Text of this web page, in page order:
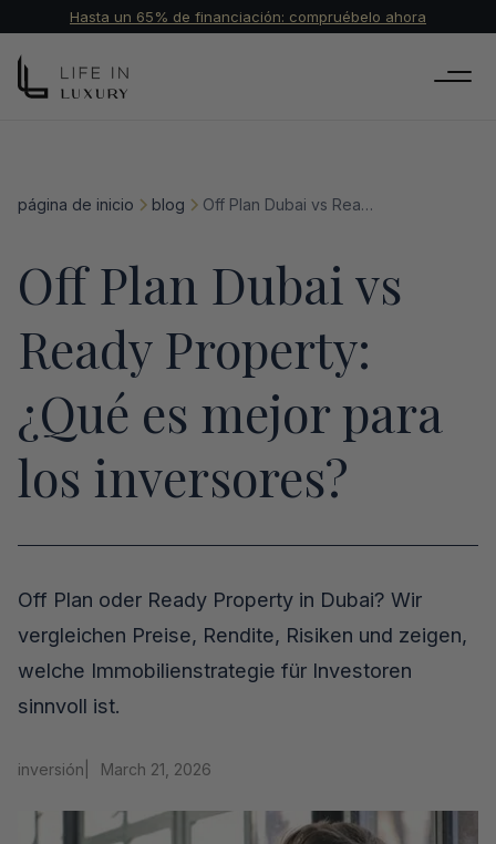
Hasta un 65% de financiación: compruébelo ahora
página de inicio blog Off Plan Dubai vs Ready Property: ¿Qué es mejor para los inversores?
Off Plan Dubai vs
Ready Property:
¿Qué es mejor para
los inversores?
Off Plan oder Ready Property in Dubai? Wir
vergleichen Preise, Rendite, Risiken und zeigen,
welche Immobilienstrategie für Investoren
sinnvoll ist.
inversión March 21, 2026